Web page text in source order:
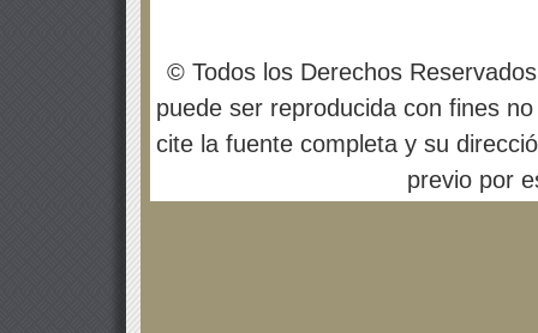
© Todos los Derechos
puede ser reproducida con fines
cite la fuente completa y su
previo por